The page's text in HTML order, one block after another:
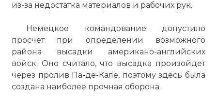
из-за недостатка материалов и рабочих рук.
Немецкое командование допустило
просчет при определении возможного
района высадки американо-английских
войск. Оно считало, что высадка произойдет
через пролив Па-де-Кале, поэтому здесь была
создана наиболее прочная оборона.
Западной Азии Ли-Мэллори погиб в
назначения. Его самолет врезался во
французские Альпы близ Гренобля.
Катастрофа произошла, как потом
установило следствие, из-за плохих
погодных условий. Смерть из-за гор
постигла обоих братьев. А его братом был